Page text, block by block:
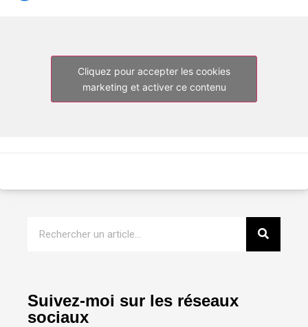
Cliquez pour accepter les cookies
marketing et activer ce contenu
Suivez-moi sur les réseaux
sociaux